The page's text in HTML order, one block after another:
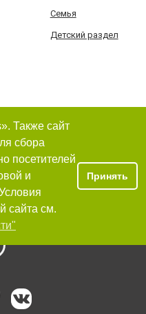
Семья
Детский раздел
Также сайт
сбора
посетителей
и
сайта см.
Принять